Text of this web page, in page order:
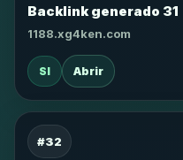
Backlink generado 31
1188.xg4ken.com
SI Abrir
#32